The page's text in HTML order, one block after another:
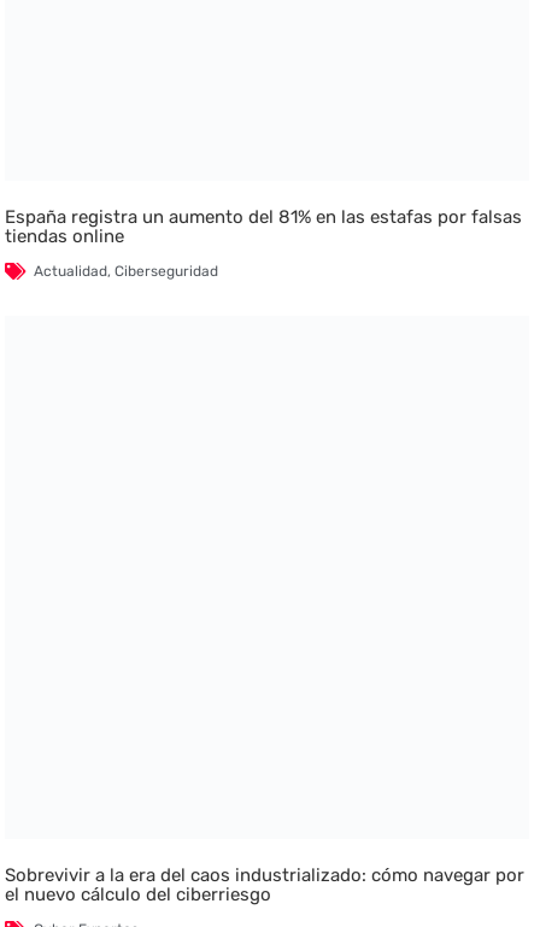
España registra un aumento del 81% en las estafas por falsas
tiendas online
Actualidad,Ciberseguridad
Sobrevivir a la era del caos industrializado: cómo navegar por
el nuevo cálculo del ciberriesgo